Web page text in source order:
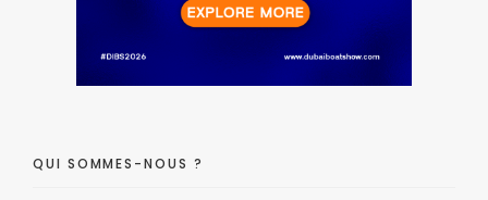
QUI SOMMES-NOUS ?